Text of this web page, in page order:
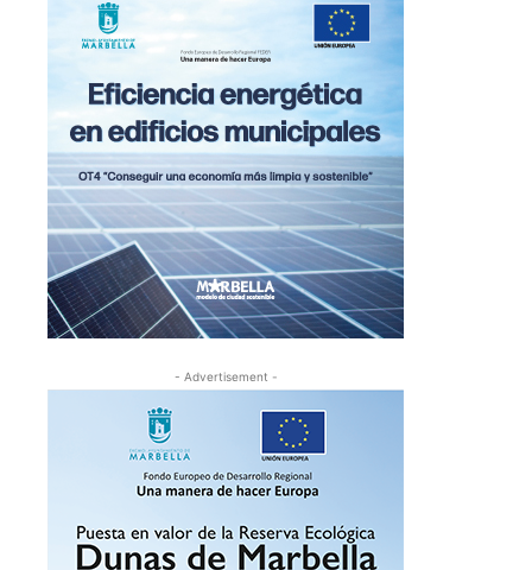
- Advertisement -